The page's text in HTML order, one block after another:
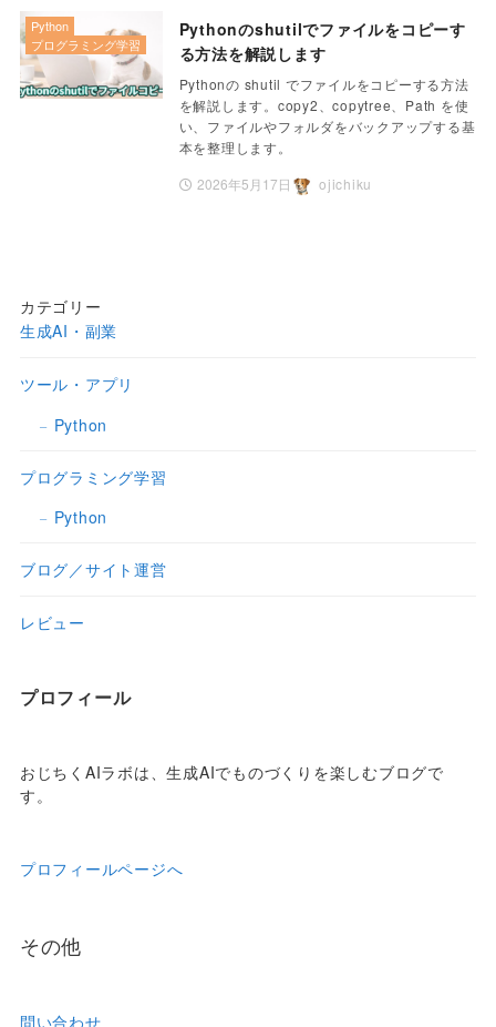
Pythonのshutilでファイルをコピーす
る方法を解説します
Pythonの shutil でファイルをコピーする方法
を解説します。copy2、copytree、Path を使
い、ファイルやフォルダをバックアップする基
本を整理します。
2026年5月17日
Python
プログラミング学習
ojichiku
カテゴリー
生成AI・副業
ツール・アプリ
Python
プログラミング学習
Python
ブログ／サイト運営
レビュー
プロフィール
おじちくAIラボは、生成AIでものづくりを楽しむブログで
す。
プロフィールページへ
その他
問い合わせ